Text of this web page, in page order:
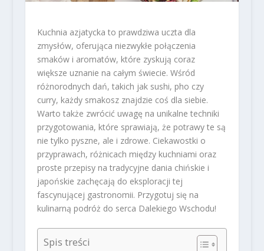
Kuchnia azjatycka to prawdziwa uczta dla
zmysłów, oferująca niezwykłe połączenia
smaków i aromatów, które zyskują coraz
większe uznanie na całym świecie. Wśród
różnorodnych dań, takich jak sushi, pho czy
curry, każdy smakosz znajdzie coś dla siebie.
Warto także zwrócić uwagę na unikalne techniki
przygotowania, które sprawiają, że potrawy te są
nie tylko pyszne, ale i zdrowe. Ciekawostki o
przyprawach, różnicach między kuchniami oraz
proste przepisy na tradycyjne dania chińskie i
japońskie zachęcają do eksploracji tej
fascynującej gastronomii. Przygotuj się na
kulinarną podróż do serca Dalekiego Wschodu!
Spis treści